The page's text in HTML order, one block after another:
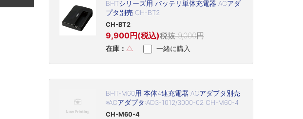
BHTシリーズ用 バッテリ単体充電器 ACアダ
プタ別売 CH-BT2
CH-BT2
9,900円(税込)税抜 9,000円
在庫： △ 一緒に購入
BHT-M60用 本体4連充電器 ACアダプタ別売
※ACアダプタ:AD3-1012/3000-02 CH-M60-4
CH-M60-4